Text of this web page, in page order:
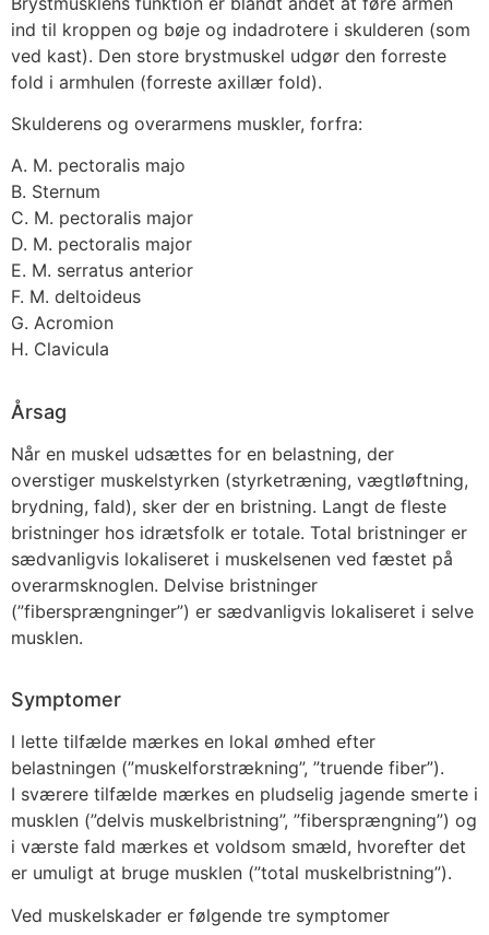
ind til kroppen og bøje og indadrotere i skulderen (som
ved kast). Den store brystmuskel udgør den forreste
fold i armhulen (forreste axillær fold).
Skulderens og overarmens muskler, forfra:
A. M. pectoralis majo
B. Sternum
C. M. pectoralis major
D. M. pectoralis major
E. M. serratus anterior
F. M. deltoideus
G. Acromion
H. Clavicula
Årsag
Når en muskel udsættes for en belastning, der
overstiger muskelstyrken (styrketræning, vægtløftning,
brydning, fald), sker der en bristning. Langt de fleste
bristninger hos idrætsfolk er totale. Total bristninger er
sædvanligvis lokaliseret i muskelsenen ved fæstet på
overarmsknoglen. Delvise bristninger
(”fibersprængninger”) er sædvanligvis lokaliseret i selve
musklen.
Symptomer
I lette tilfælde mærkes en lokal ømhed efter
belastningen (”muskelforstrækning”, ”truende fiber”).
I sværere tilfælde mærkes en pludselig jagende smerte i
musklen (”delvis muskelbristning”, ”fibersprængning”) og
i værste fald mærkes et voldsom smæld, hvorefter det
er umuligt at bruge musklen (”total muskelbristning”).
Ved muskelskader er følgende tre symptomer